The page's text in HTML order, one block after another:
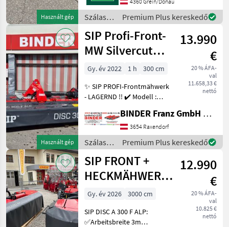
Használt gép
Auflagedruckregelung:
Mechanisch; Anzahl
Schwadschei
Szálastakarmány
betakarítók
/ SIP
Premium Plus kereskedő
Használt gép
SIP Profi-Front-
MW Silvercut
Disc 300 F ALP
13.990
€
20 % ÁFA-
val
11.658,33 €
nettó
Gy. év 2022 1 h
300 cm
✨ SIP PROFI-Frontmähwerk
- LAGERND !! ✔️ Modell :
✔️ in serienmäßiger
Ausführung ✔️ Lagerndes
Ausstellungsgerät Bj. 22 ist
ein ✔️ hochw
BINDER Franz GmbH & CoKG
3654 Raxendorf
Szálastakarmány
betakarítók
/ SIP
Premium Plus kereskedő
SIP FRONT +
HECKMÄHWERK
DISC
12.990
€
20 % ÁFA-
val
10.825 €
nettó
Gy. év 2026
3000 cm
SIP DISC A 300 F ALP:
✅Arbeitsbreite 3m